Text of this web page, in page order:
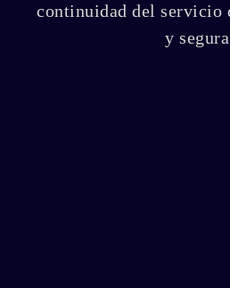
continuidad del servicio
y